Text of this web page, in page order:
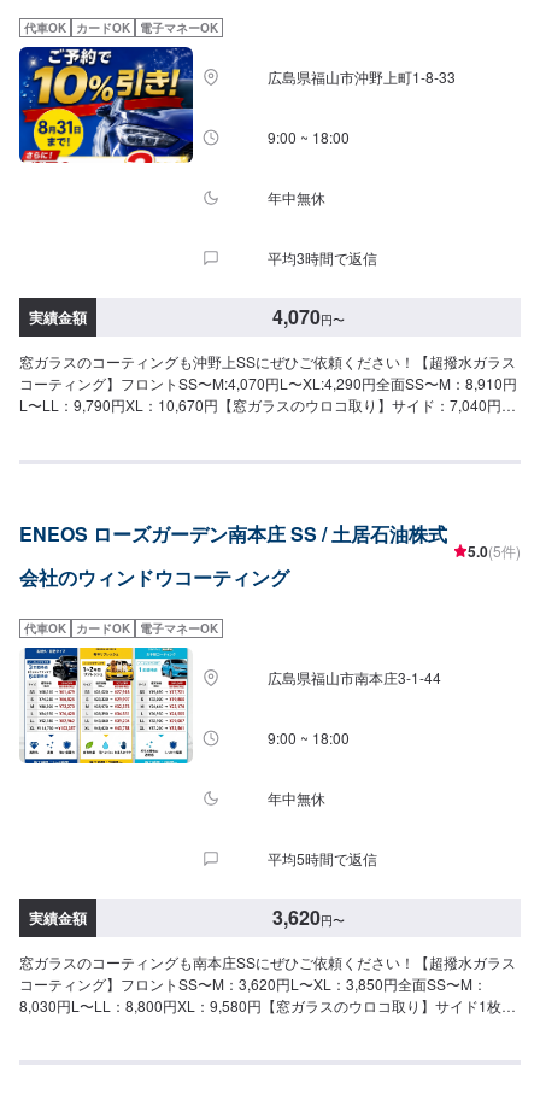
代車OK カードOK 電子マネーOK
広島県福山市沖野上町1-8-33
9:00 ~ 18:00
年中無休
平均3時間で返信
実績金額 4,070円〜
窓ガラスのコーティングも沖野上SSにぜひご依頼ください！【超撥水ガラス
コーティング】フロントSS〜M:4,070円L〜XL:4,290円全面SS〜M：8,910円
L〜LL：9,790円XL：10,670円【窓ガラスのウロコ取り】サイド：7,040円フ
7,150円
ENEOS ローズガーデン南本庄 SS / 土居石油株式
会社のウィンドウコーティング
5.0(5件)
代車OK カードOK 電子マネーOK
広島県福山市南本庄3-1-44
9:00 ~ 18:00
年中無休
平均5時間で返信
実績金額 3,620円〜
窓ガラスのコーティングも南本庄SSにぜひご依頼ください！【超撥水ガラス
コーティング】フロントSS〜M：3,620円L〜XL：3,850円全面SS〜M：
8,030円L〜LL：8,800円XL：9,580円【窓ガラスのウロコ取り】サイド1枚：